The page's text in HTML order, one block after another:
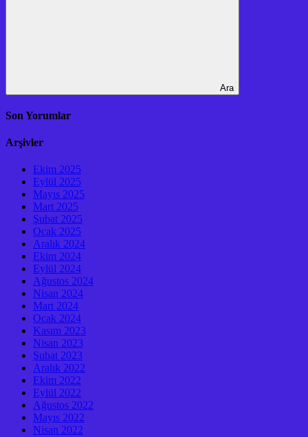
Ara
Son Yorumlar
Arşivler
Ekim 2025
Eylül 2025
Mayıs 2025
Mart 2025
Şubat 2025
Ocak 2025
Aralık 2024
Ekim 2024
Eylül 2024
Ağustos 2024
Nisan 2024
Mart 2024
Ocak 2024
Kasım 2023
Nisan 2023
Şubat 2023
Aralık 2022
Ekim 2022
Eylül 2022
Ağustos 2022
Mayıs 2022
Nisan 2022